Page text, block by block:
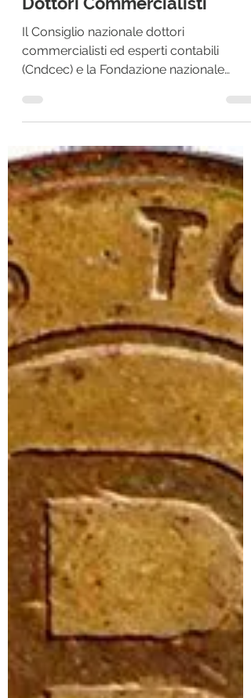
bonus diversi dal 110% dai
Dottori Commercialisti
Il Consiglio nazionale dottori
(Cndcec) e la Fondazione nazionale
commercialisti (Fnc), hanno...